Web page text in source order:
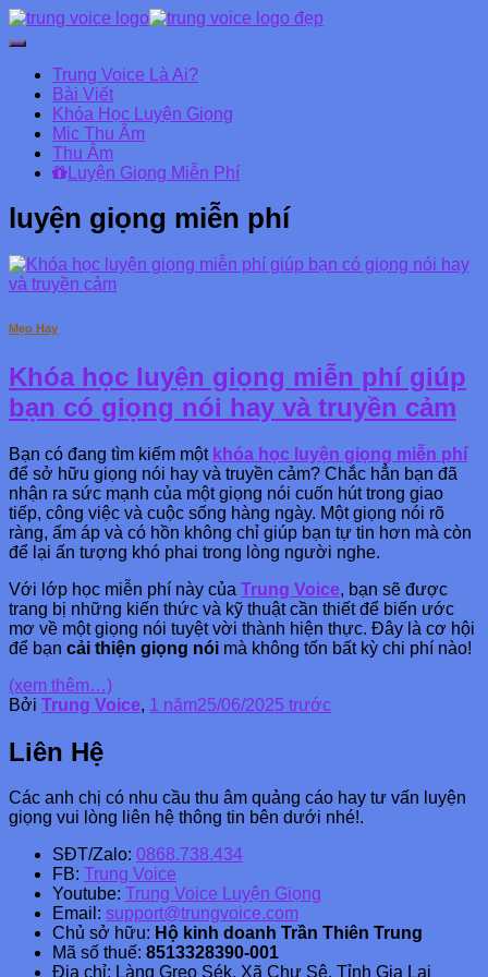
Chuyển
Danh
mục
chính
Trung Voice Là Ai?
Bài Viết
Khóa Học Luyện Giọng
Mic Thu Âm
Thu Âm
Luyện Giọng Miễn Phí
luyện giọng miễn phí
Mẹo Hay
Khóa học luyện giọng miễn phí giúp
bạn có giọng nói hay và truyền cảm
Bạn có đang tìm kiếm một khóa học luyện giọng miễn phí
để sở hữu giọng nói hay và truyền cảm? Chắc hẳn bạn đã
nhận ra sức mạnh của một giọng nói cuốn hút trong giao
tiếp, công việc và cuộc sống hàng ngày. Một giọng nói rõ
ràng, ấm áp và có hồn không chỉ giúp bạn tự tin hơn mà còn
để lại ấn tượng khó phai trong lòng người nghe.
Với lớp học miễn phí này của Trung Voice, bạn sẽ được
trang bị những kiến thức và kỹ thuật cần thiết để biến ước
mơ về một giọng nói tuyệt vời thành hiện thực. Đây là cơ hội
để bạn cải thiện giọng nói mà không tốn bất kỳ chi phí nào!
(xem thêm…)
Bởi Trung Voice, 1 năm25/06/2025 trước
Liên Hệ
Các anh chị có nhu cầu thu âm quảng cáo hay tư vấn luyện
giọng vui lòng liên hệ thông tin bên dưới nhé!.
SĐT/Zalo: 0868.738.434
FB:
Trung Voice
Youtube:
Trung Voice Luyện Giọng
Email: support@trungvoice.com
Chủ sở hữu: Hộ kinh doanh Trần Thiên Trung
Mã số thuế: 8513328390-001
Địa chỉ: Làng Greo Sék, Xã Chư Sê, Tỉnh Gia Lai